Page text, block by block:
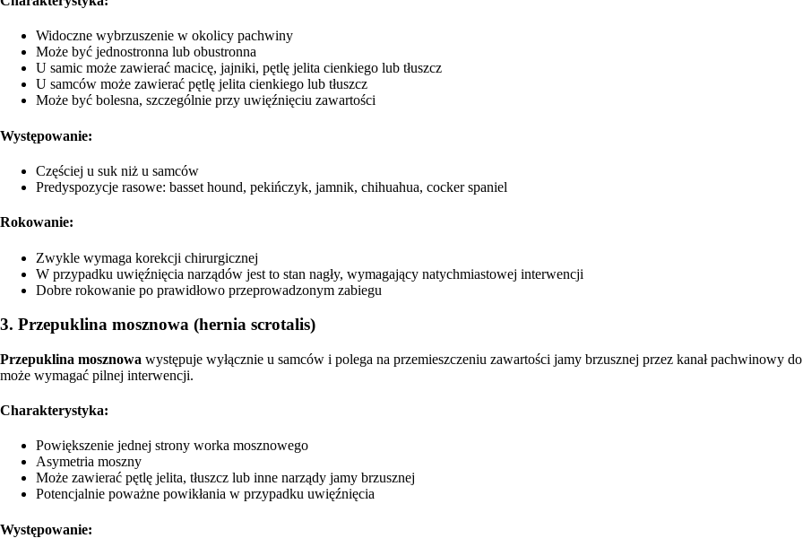
Widoczne wybrzuszenie w okolicy pachwiny
Może być jednostronna lub obustronna
U samic może zawierać macicę, jajniki, pętlę jelita cienkiego lub tłuszcz
U samców może zawierać pętlę jelita cienkiego lub tłuszcz
Może być bolesna, szczególnie przy uwięźnięciu zawartości
Występowanie:
Częściej u suk niż u samców
Predyspozycje rasowe: basset hound, pekińczyk, jamnik, chihuahua, cocker spaniel
Rokowanie:
Zwykle wymaga korekcji chirurgicznej
W przypadku uwięźnięcia narządów jest to stan nagły, wymagający natychmiastowej interwencji
Dobre rokowanie po prawidłowo przeprowadzonym zabiegu
3. Przepuklina mosznowa (hernia scrotalis)
Przepuklina mosznowa występuje wyłącznie u samców i polega na przemieszczeniu zawartości jamy brzusznej przez kanał pachwinowy
może wymagać pilnej interwencji.
Charakterystyka:
Powiększenie jednej strony worka mosznowego
Asymetria moszny
Może zawierać pętlę jelita, tłuszcz lub inne narządy jamy brzusznej
Potencjalnie poważne powikłania w przypadku uwięźnięcia
Występowanie: